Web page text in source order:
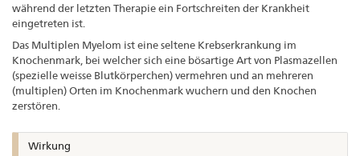
während der letzten Therapie ein Fortschreiten der Krankheit
eingetreten ist.
Das Multiplen Myelom ist eine seltene Krebserkrankung im
Knochenmark, bei welcher sich eine bösartige Art von Plasmazellen
(spezielle weisse Blutkörperchen) vermehren und an mehreren
(multiplen) Orten im Knochenmark wuchern und den Knochen
zerstören.
Wirkung